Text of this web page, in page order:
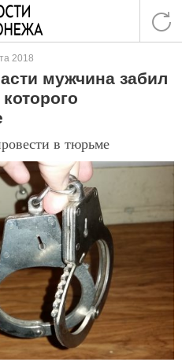
2018
мужчина забил
в тюрьме